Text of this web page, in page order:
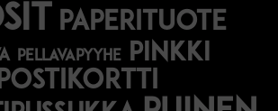
paperituote
pellavapyyhe pinkki
postikortti